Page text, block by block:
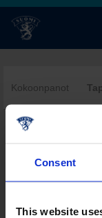
Consent
This website
Kokoonpanot